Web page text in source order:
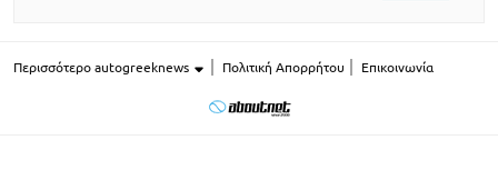
Περισσότερο autogreeknews Πολιτική Απορρήτου Επικοινωνία